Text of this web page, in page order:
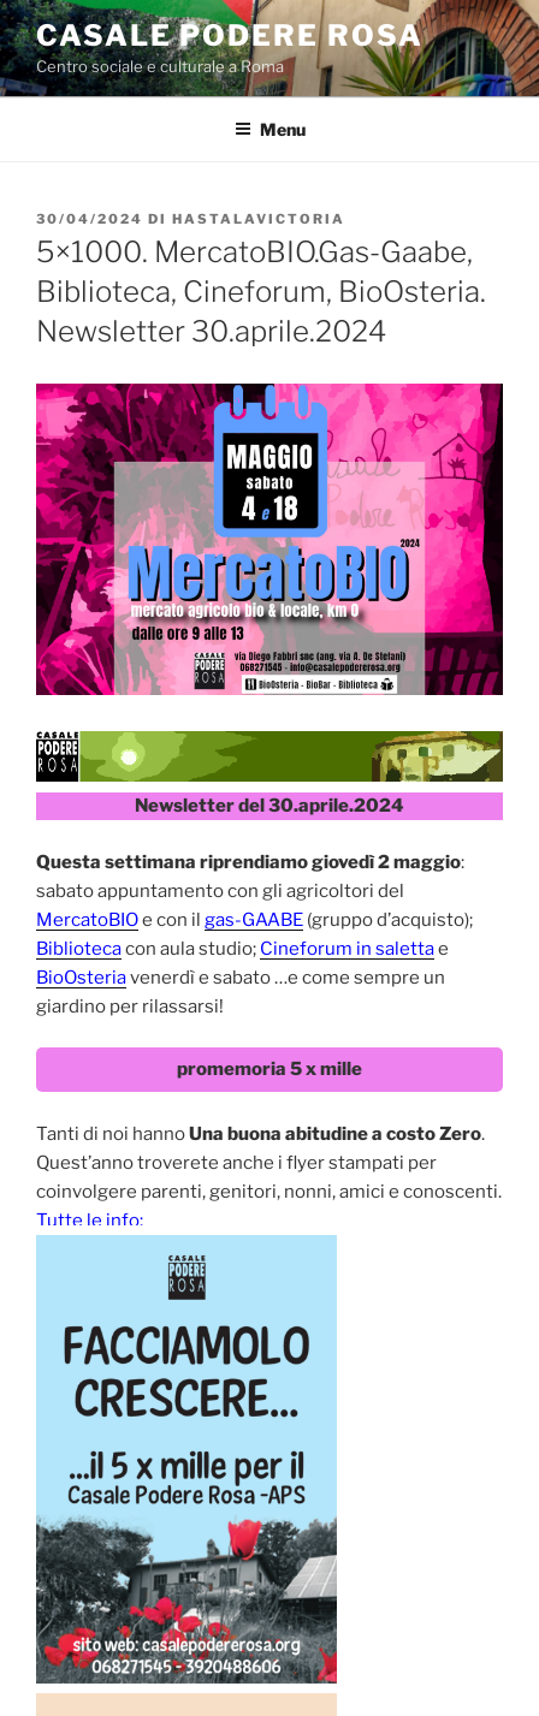
Salta
al
contenuto
CASALE PODERE ROSA
Centro sociale e culturale a Roma
Menu
PUBBLICATO
IL
30/04/2024 DI HASTALAVICTORIA
5×1000. MercatoBIO.Gas-Gaabe,
Biblioteca, Cineforum, BioOsteria.
Newsletter 30.aprile.2024
Newsletter del 30.aprile.2024
Questa settimana riprendiamo giovedì 2 maggio:
sabato appuntamento con gli agricoltori del
MercatoBIOe con il gas-GAABE (gruppo d’acquisto);
Bibliotecacon aula studio; Cineforum in salettae
BioOsteriavenerdì e sabato …e come sempre un
giardino per rilassarsi!
promemoria 5 x mille
Tanti di noi hannoUna buona abitudine a costo Zero.
Quest’anno troverete anche i flyer stampati per
coinvolgere parenti, genitori, nonni, amici e conoscenti.
Tutte le info: